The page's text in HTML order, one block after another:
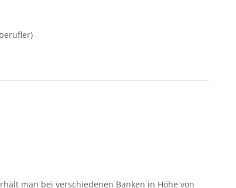
man bei verschiedenen Banken in Höhe von